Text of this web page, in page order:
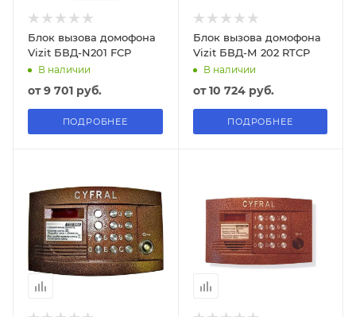
Блок вызова домофона
Vizit БВД-N201 FCP
В наличии
от9 701 руб.
ПОДРОБНЕЕ
Блок вызова домофона
Vizit БВД-М 202 RTCP
В наличии
от10 724 руб.
ПОДРОБНЕЕ